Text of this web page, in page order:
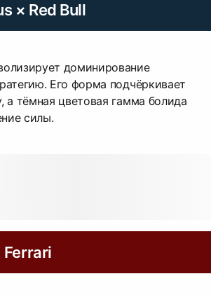
× Red Bull
доминирование
Его форма подчёркивает
а тёмная цветовая гамма болида
силы.